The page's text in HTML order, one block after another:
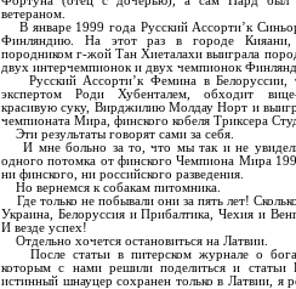
ветераном.
В январе 1999 года Русский Ассорти’к
Финляндию. На этот раз в городе Кияани,
породником г-жой Тан Хиеталахи выиграла
двух интерчемпионок и двух чемпионок
Русский Ассорти’к Фемина в Белоруссии,
экспертом Роди Хубенталем, обходит
красивую суку, Вирджилию Молдау Норт и
чемпионата Мира, финского кобеля Триксера
Эти результаты говорят сами за себя.
И мне больно за то, что мы так и не
одного потомка от финского Чемпиона Мира
ни финского, ни российского разведения.
Но вернемся к собакам питомника.
Где только не побывали они за пять лет!
Украина, Белоруссия и Прибалтика, Чехия и
И везде успех!
Отдельно хочется остановиться на Латвии.
После статьи в питерском журнале о
которым с нами решили поделиться и
истинный шнауцер сохранен только в Латвии, я